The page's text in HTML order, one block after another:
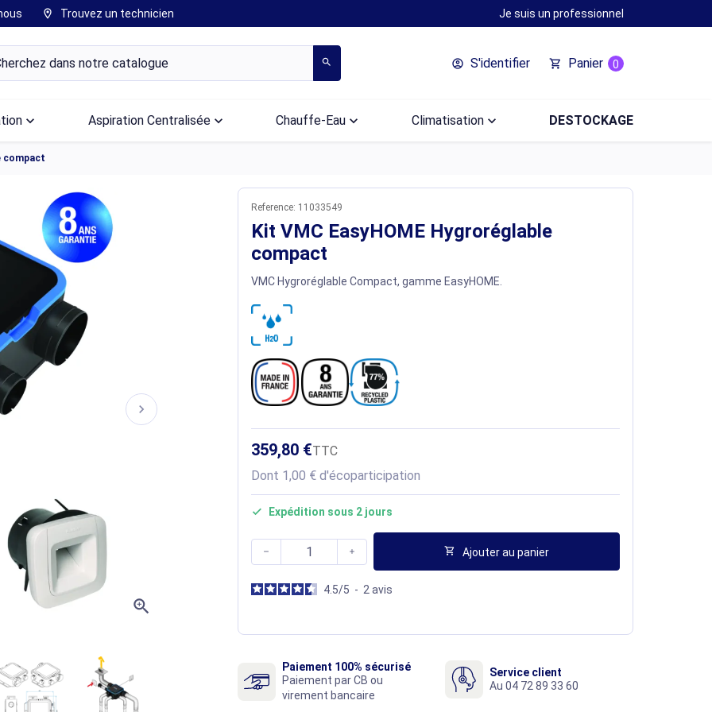
location_on Trouvez un technicien Je suis un professionnel
search account_circle S'identifier shopping_cart Panier 0
keyboard_arrow_down Aspiration Centraliséekeyboard_arrow_down Chauffe-Eau keyboard_arrow_down Climatisationkeyboard_arrow_down DESTOCKAGE
compact
zoom_in
chevron_right
Reference: 11033549
Kit VMC EasyHOME Hygroréglable
compact
VMC Hygroréglable Compact, gamme EasyHOME.
359,80 €TTC
Dont 1,00 € d'écoparticipation
 Expédition sous 2 jours
   Ajouter au panier
4.5/5 - 2avis
Paiement 100% sécurisé
Paiement par CB ou
virement bancaire
Service client
Au 04 72 89 33 60